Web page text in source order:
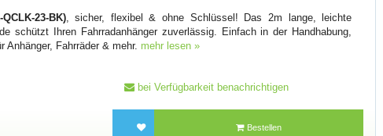
23-BK), sicher, flexibel & ohne Schlüssel! Das 2m lange, leichte
schützt Ihren Fahrradanhänger zuverlässig. Einfach in der Handhabung,
Anhänger, Fahrräder & mehr. mehr lesen »
bei Verfügbarkeit benachrichtigen
Bestellen